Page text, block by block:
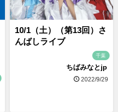
10/1（土）（第13回）さ
んばしライブ
千葉
ちばみなとjp
2022/9/29